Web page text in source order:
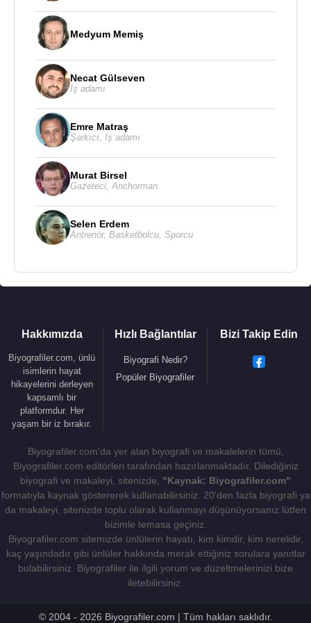
Medyum Memiş
Necat Gülseven
İş adamı
Emre Matraş
Şarkıcı İş adamı
Murat Birsel
Gazeteci Anchorman
Selen Erdem
Antrenör, Basketbolcu Sporcu
Hakkımızda
Biyografiler.com, ünlü
isimlerin hayat
hikayelerini derleyen
kapsamlı bir
platformdur. Her
yaşam bir iz bırakır.
Hızlı Bağlantılar
Biyografi Nedir?
Popüler Biyografiler
Bizi Takip Edin
Biyografiler.com'da yer alan biyografi ve makalelerin tümü,
Biyografiler.com editörleri tarafından hazırlanmaktadır. Dilediğiniz
biyografi ve makaleyi, sitenizde, "Kaynak: Biyografiler.com"
formatıyla kaynak göstererek kullanabilirsiniz. 20'den fazla biyografi ya
da makaleyi, sitenizde toplu olarak kullanmayı düşünüyorsanız lütfen
bizimle temasa geçiniz.
Biyografiler.com sitemizde ünlülerin hayatı, kim kimdir, kim nerelidir,
kaç yaşındadır gibi ünlüler hakkında merak ettiğiniz sorulara yanıtlar
bulabilirsiniz. Biyografiler ile ilgili yorum ve düzeltmelerinizi bize
iletebilirsiniz.
© 2004 - 2026 Biyografiler.com | Tüm hakları saklıdır.